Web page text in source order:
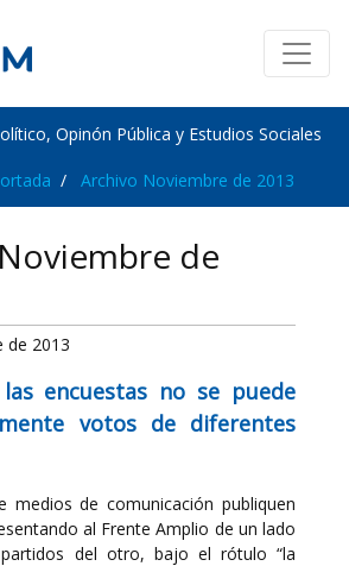
Opinón Pública y Estudios Sociales
Archivo Noviembre de 2013
de
de 2013
encuestas no se puede
votos de diferentes
medios de comunicación publiquen
al Frente Amplio de un lado
del otro, bajo el rótulo “la